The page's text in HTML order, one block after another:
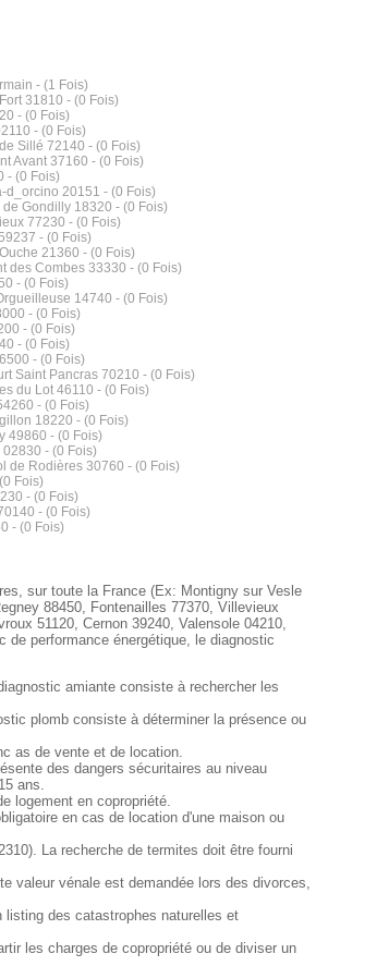
- (1 Fois)
31810 - (0 Fois)
- (0 Fois)
- (0 Fois)
Sillé 72140 - (0 Fois)
Avant 37160 - (0 Fois)
- (0 Fois)
d_orcino 20151 - (0 Fois)
Gondilly 18320 - (0 Fois)
77230 - (0 Fois)
- (0 Fois)
21360 - (0 Fois)
des Combes 33330 - (0 Fois)
- (0 Fois)
14740 - (0 Fois)
- (0 Fois)
- (0 Fois)
- (0 Fois)
- (0 Fois)
Saint Pancras 70210 - (0 Fois)
du Lot 46110 - (0 Fois)
- (0 Fois)
18220 - (0 Fois)
49860 - (0 Fois)
- (0 Fois)
de Rodières 30760 - (0 Fois)
Fois)
- (0 Fois)
- (0 Fois)
- (0 Fois)
sur toute la France (Ex: Montigny sur Vesle
88450, Fontenailles 77370, Villevieux
51120, Cernon 39240, Valensole 04210,
performance énergétique, le diagnostic
amiante consiste à rechercher les
plomb consiste à déterminer la présence ou
as de vente et de location.
des dangers sécuritaires au niveau
ans.
logement en copropriété.
en cas de location d'une maison ou
La recherche de termites doit être fourni
valeur vénale est demandée lors des divorces,
des catastrophes naturelles et
les charges de copropriété ou de diviser un